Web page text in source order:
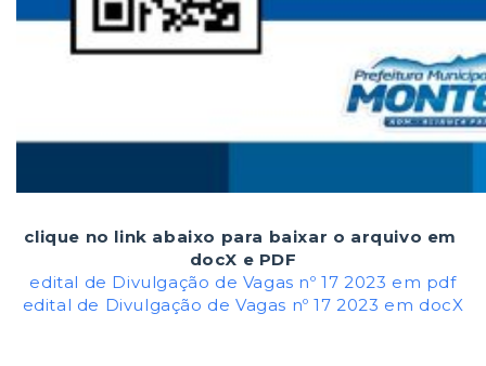
clique no link abaixo para baixar o arquivo em
docX e PDF
edital de Divulgação de Vagas nº 17 2023 em pdf
edital de Divulgação de Vagas nº 17 2023 em docX